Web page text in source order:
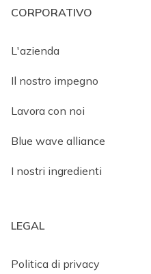
CORPORATIVO
L'azienda
Il nostro impegno
Lavora con noi
Blue wave alliance
I nostri ingredienti
LEGAL
Politica di privacy